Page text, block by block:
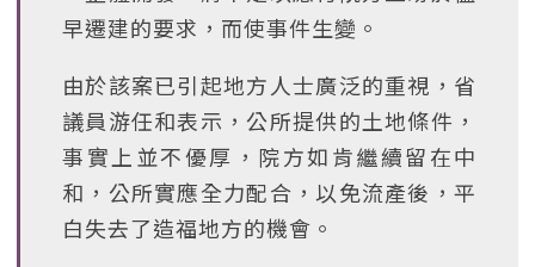
早遷建的要求，而使事件生變。
由於該案已引起地方人士廣泛的重視，省
議員游任和表示，公所提供的土地條件，
事實上並不優厚，院方如肯繼續留在中
和，公所實應全力配合，以免流產後，平
白失去了造福地方的機會。